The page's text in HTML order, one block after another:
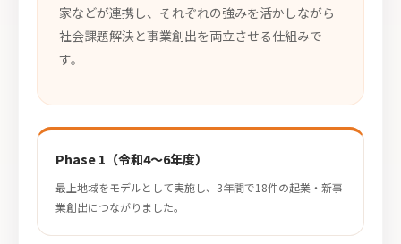
家などが連携し、それぞれの強みを活かしながら
社会課題解決と事業創出を両立させる仕組みで
す。
Phase 1（令和4〜6年度）
最上地域をモデルとして実施し、3年間で18件の起業・新事
業創出につながりました。